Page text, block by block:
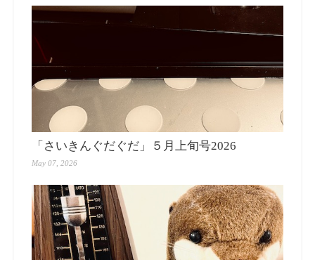
「さいきんぐだぐだ」５月上旬号2026
May 07, 2026